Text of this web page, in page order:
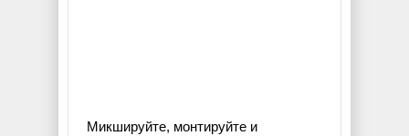
Микшируйте, монтируйте и